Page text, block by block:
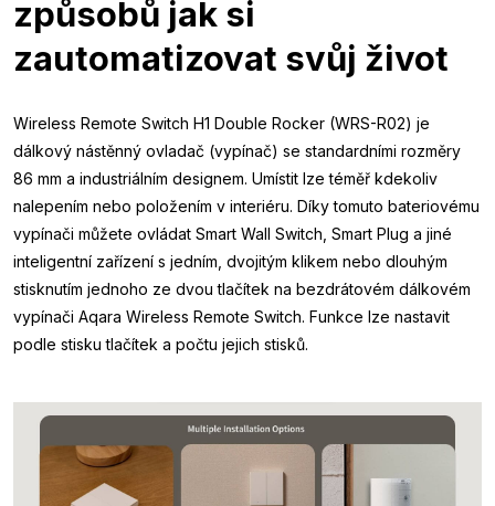
způsobů jak si
zautomatizovat svůj život
Wireless Remote Switch H1 Double Rocker (WRS-R02) je
dálkový nástěnný ovladač (vypínač) se standardními rozměry
86 mm a industriálním designem. Umístit lze téměř kdekoliv
nalepením nebo položením v interiéru. Díky tomuto bateriovému
vypínači můžete ovládat Smart Wall Switch, Smart Plug a jiné
inteligentní zařízení s jedním, dvojitým klikem nebo dlouhým
stisknutím jednoho ze dvou tlačítek na bezdrátovém dálkovém
vypínači Aqara Wireless Remote Switch. Funkce lze nastavit
podle stisku tlačítek a počtu jejich stisků.